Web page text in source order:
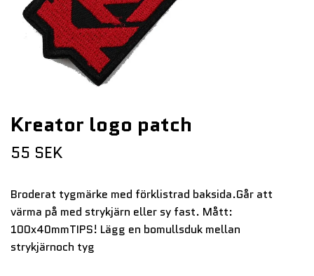
Kreator logo patch
55 SEK
Broderat tygmärke med förklistrad baksida.Går att
värma på med strykjärn eller sy fast. Mått:
100x40mmTIPS! Lägg en bomullsduk mellan
strykjärnoch tyg